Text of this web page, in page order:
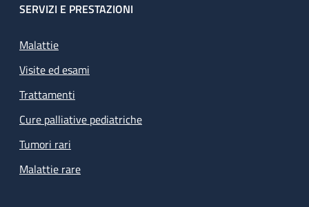
SERVIZI E PRESTAZIONI
Malattie
Visite ed esami
Trattamenti
Cure palliative pediatriche
Tumori rari
Malattie rare